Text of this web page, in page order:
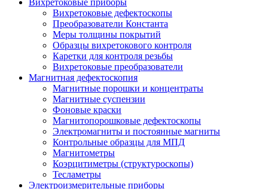
Вихретоковые приборы
Вихретоковые дефектоскопы
Преобразователи Константа
Меры толщины покрытий
Образцы вихретокового контроля
Каретки для контроля резьбы
Вихретоковые преобразователи
Магнитная дефектоскопия
Магнитные порошки и концентраты
Магнитные суспензии
Фоновые краски
Магнитопорошковые дефектоскопы
Электромагниты и постоянные магниты
Контрольные образцы для МПД
Магнитометры
Коэрцитиметры (структуроскопы)
Тесламетры
Электроизмерительные приборы